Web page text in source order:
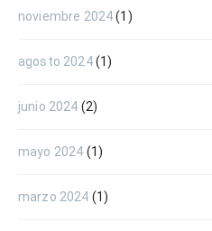
noviembre 2024(1)
agosto 2024(1)
junio 2024 (2)
mayo 2024 (1)
marzo 2024 (1)